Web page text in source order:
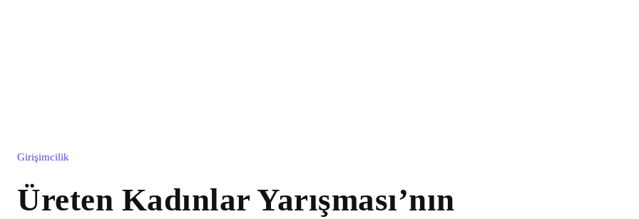
Girişimcilik
Üreten Kadınlar Yarışması’nın